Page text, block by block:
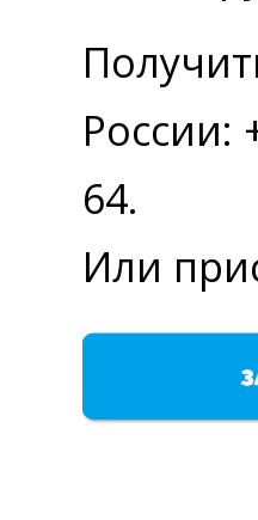
России:
64.
Или